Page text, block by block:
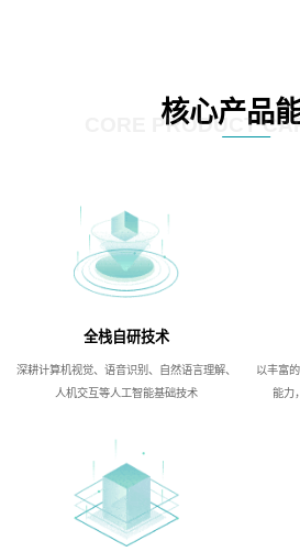
核心产品
CORE PRODUCT
全栈自研技术
深耕计算机视觉、语音识别、自然语言理解、
人机交互等人工智能基础技术
以丰富
能力